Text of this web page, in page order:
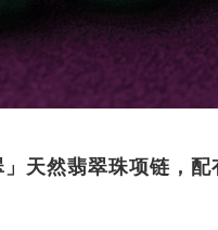
天然翡翠珠项链，